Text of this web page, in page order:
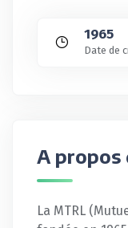
1965
Date de
A propos
La MTRL